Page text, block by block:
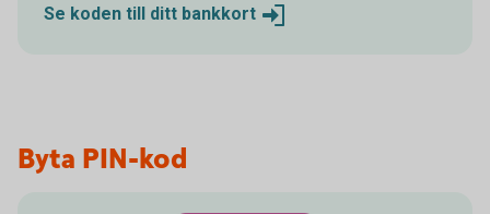
Se koden till ditt bankkort
Byta PIN-kod